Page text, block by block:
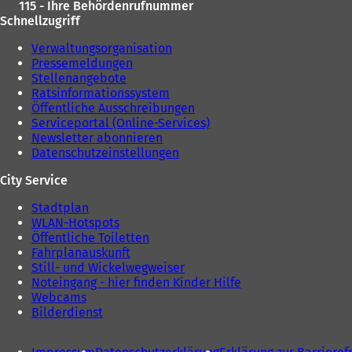
115 - Ihre Behördenrufnummer
Schnellzugriff
Verwaltungsorganisation
Pressemeldungen
Stellenangebote
Ratsinformationssystem
Öffentliche Ausschreibungen
Serviceportal (Online-Services)
Newsletter abonnieren
Datenschutzeinstellungen
City Service
Stadtplan
WLAN-Hotspots
Öffentliche Toiletten
Fahrplanauskunft
Still- und Wickelwegweiser
Noteingang - hier finden Kinder Hilfe
Webcams
Bilderdienst